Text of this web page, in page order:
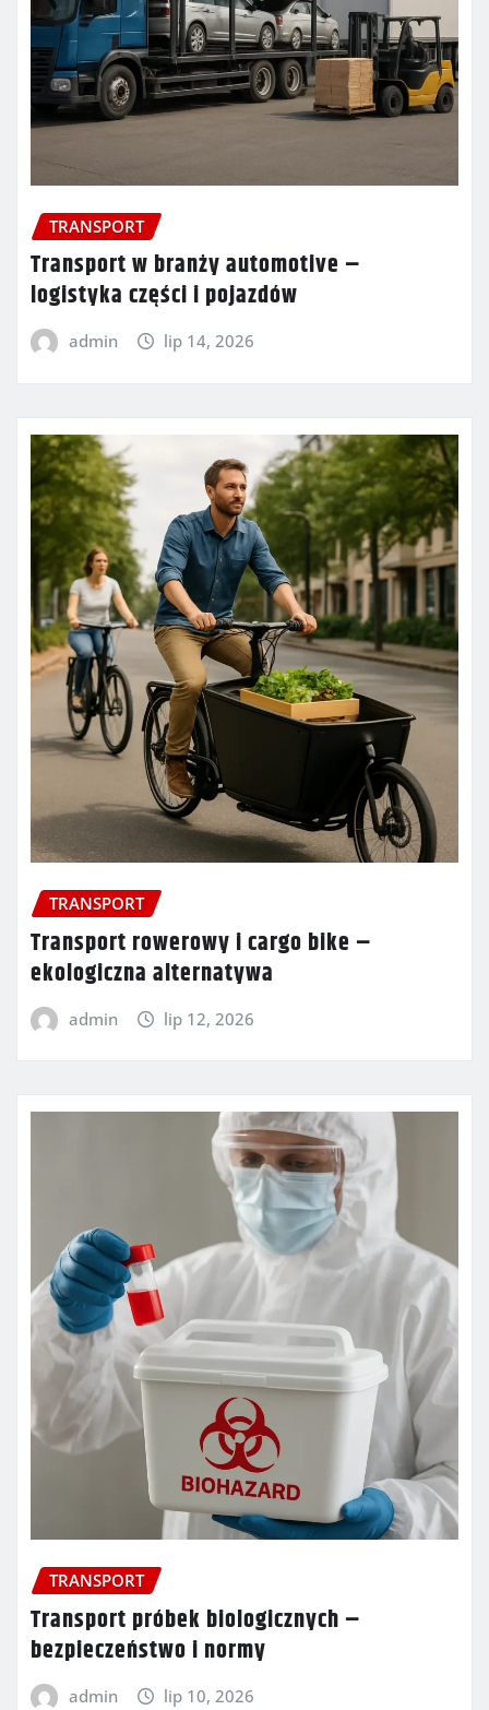
TRANSPORT
Transport w branży automotive –
logistyka części i pojazdów
admin lip 14, 2026
TRANSPORT
Transport rowerowy i cargo bike –
ekologiczna alternatywa
admin lip 12, 2026
TRANSPORT
Transport próbek biologicznych –
bezpieczeństwo i normy
admin lip 10, 2026